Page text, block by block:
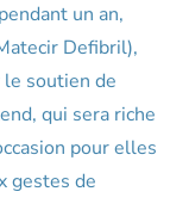
un an,
Defibril),
soutien de
qui sera riche
pour elles
gestes de